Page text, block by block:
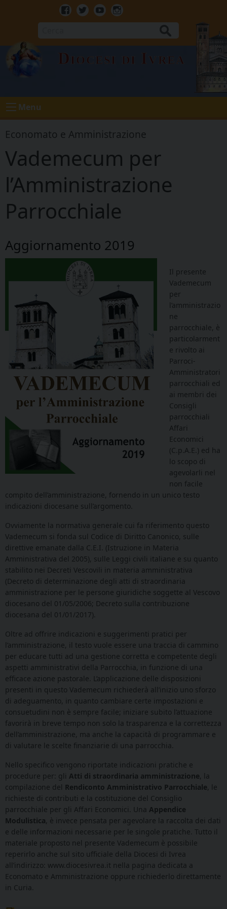
Facebook
TwitterYoutubeInstagram
Diocesi di Ivrea
Menu
Economato e Amministrazione
Vademecum per
l’Amministrazione
Parrocchiale
Aggiornamento 2019
Il presente
Vademecum
per
l’amministrazio
ne
parrocchiale, è
particolarment
e rivolto ai
Parroci-
Amministratori
parrocchiali ed
ai membri dei
Consigli
parrocchiali
Affari
Economici
(C.p.A.E.) ed ha
lo scopo di
agevolarli nel
non facile
compito dell’amministrazione, fornendo in un unico testo
indicazioni diocesane sull’argomento.
Ovviamente la normativa generale cui fa riferimento questo
Vademecum si fonda sul Codice di Diritto Canonico, sulle
direttive emanate dalla C.E.I. (Istruzione in Materia
Amministrativa del 2005), sulle Leggi civili italiane e su quanto
stabilito nei Decreti Vescovili in materia amministrativa
(Decreto di determinazione degli atti di straordinaria
amministrazione per le persone giuridiche soggette al Vescovo
diocesano del 01/05/2006; Decreto sulla contribuzione
diocesana del 01/01/2017).
Oltre ad offrire indicazioni e suggerimenti pratici per
l’amministrazione, il testo vuole essere una traccia di cammino
per educare tutti ad una gestione corretta e competente degli
aspetti amministrativi della Parrocchia, in funzione di una
efficace azione pastorale. L’applicazione delle disposizioni
presenti in questo Vademecum richiederà all’inizio uno sforzo
di adeguamento, in quanto cambiare certe impostazioni e
consuetudini non è sempre facile; iniziare subito l’attuazione
favorirà in breve tempo non solo la trasparenza e la correttezza
dell’amministrazione, ma anche la capacità di programmare e
di valutare le scelte finanziarie di una parrocchia.
Nello specifico vengono riportate indicazioni pratiche e
procedure per: gli Atti di straordinaria amministrazione, la
compilazione del Rendiconto Amministrativo Parrocchiale, le
richieste di contributi e la costituzione del Consiglio
parrocchiale per gli Affari Economici. Una Appendice
Modulistica, è invece pensata per agevolare la raccolta dei dati
e delle informazioni necessarie per le singole pratiche. Tutto il
materiale proposto nel presente Vademecum è possibile
reperirlo anche sul sito ufficiale della Diocesi di Ivrea
all’indirizzo: www.diocesivrea.it nella pagina dedicata a
Economato e Amministrazione oppure richiederlo direttamente
in Curia.